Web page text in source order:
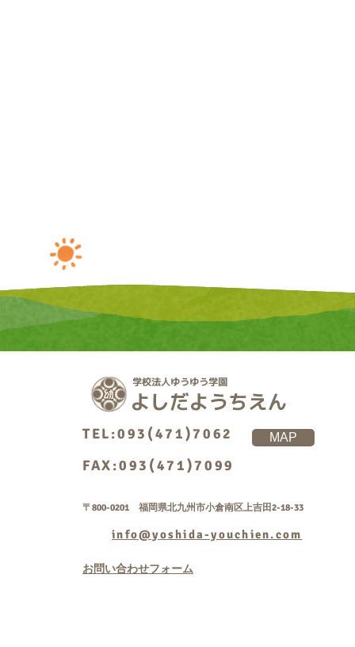
TEL:093(471)7062
FAX:093(471)7099
MAP
〒800-0201 福岡県北九州市小倉南区上吉田2-18-33
info@yoshida-youchien.com
お問い合わせフォーム